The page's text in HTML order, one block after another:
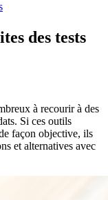
des tests
à recourir à des
Si ces outils
façon objective, ils
et alternatives avec